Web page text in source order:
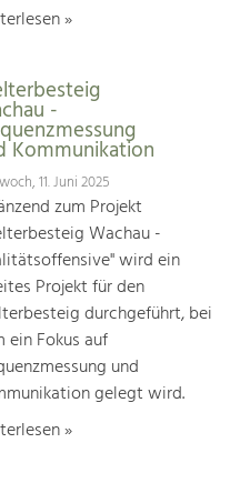
»
-
Kommunikation
11. Juni 2025
zum Projekt
Wachau -
wird ein
Projekt für den
durchgeführt, bei
ein Fokus auf
und
gelegt wird.
»